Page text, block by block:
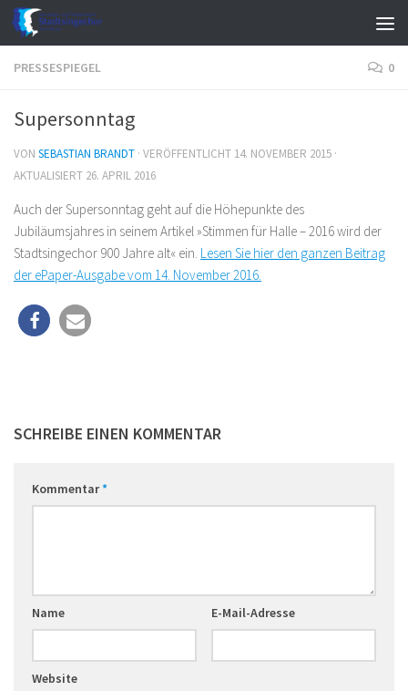
Zum Inhalt springen
PRESSESPIEGEL 0
Supersonntag
VON SEBASTIAN BRANDT · VERÖFFENTLICHT 14. NOVEMBER 2015 ·
AKTUALISIERT 26. APRIL 2016
Auch der Supersonntag geht auf die Höhepunkte des
Jubiläumsjahres in seinem Artikel »Stimmen für Halle – 2016 wird der
Stadtsingechor 900 Jahre alt« ein. Lesen Sie hier den ganzen Beitrag
der ePaper-Ausgabe vom 14. November 2016.
SCHREIBE EINEN KOMMENTAR
Kommentar*
Name E-Mail-Adresse
Website